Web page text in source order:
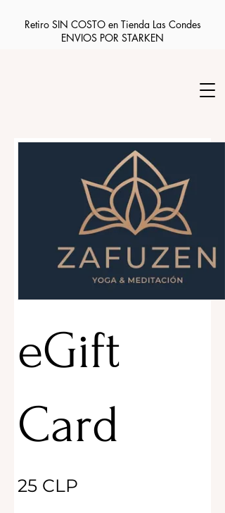
Retiro SIN COSTO en Tienda Las Condes
ENVIOS POR STARKEN
eGift
Card
25 CLP